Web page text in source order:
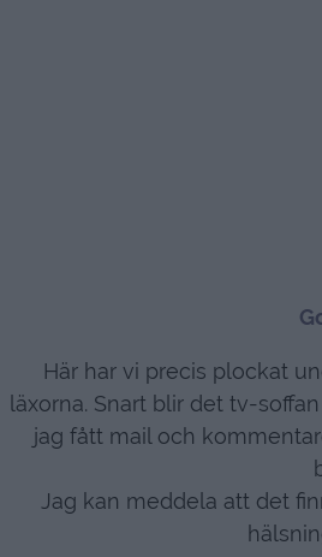
Här har vi precis plockat
läxorna. Snart blir det tv-
jag fått mail och
Jag kan meddela att det